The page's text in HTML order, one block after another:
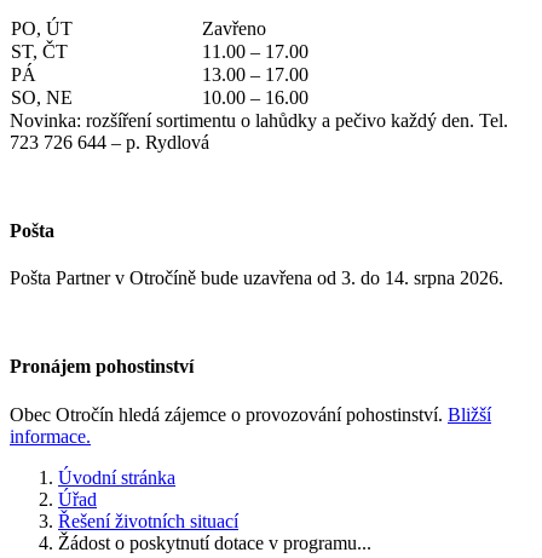
PO, ÚT
Zavřeno
ST, ČT
11.00 – 17.00
PÁ
13.00 – 17.00
SO, NE
10.00 – 16.00
Novinka: rozšíření sortimentu o lahůdky a pečivo každý den. Tel.
723 726 644 – p. Rydlová
Pošta
Pošta Partner v Otročíně bude uzavřena od 3. do 14. srpna 2026.
Pronájem pohostinství
Obec Otročín hledá zájemce o provozování pohostinství. Bližší
informace.
Úvodní stránka
Úřad
Řešení životních situací
Žádost o poskytnutí dotace v programu...